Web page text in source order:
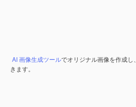
AI 画像生成ツールでオリジナル画像を作成し、
きます。